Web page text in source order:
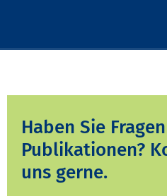
Haben Sie
Publikationen?
uns gerne.